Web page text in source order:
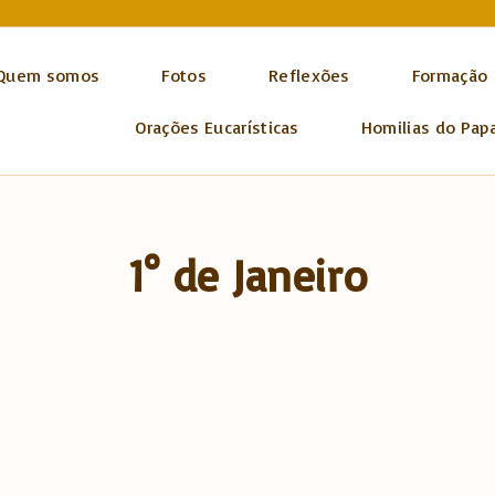
somos Fotos Reflexões Formação
Orações Eucarísticas Homilias do
1° de Janeiro